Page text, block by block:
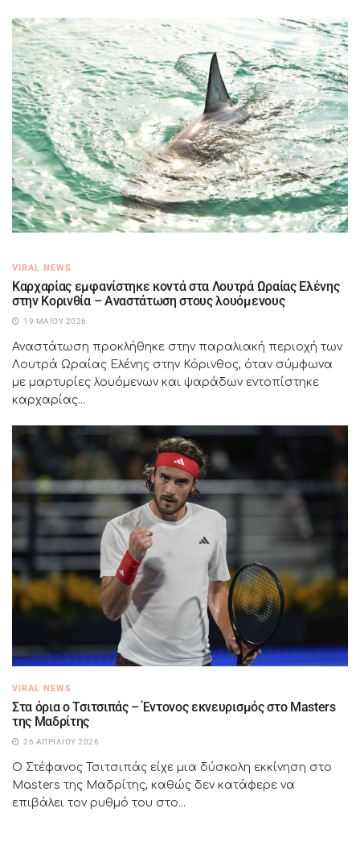
VIRAL NEWS
Καρχαρίας εμφανίστηκε κοντά στα Λουτρά Ωραίας Ελένης
στην Κορινθία – Αναστάτωση στους λουόμενους
19 ΜΑΪ́ΟΥ 2026
Αναστάτωση προκλήθηκε στην παραλιακή περιοχή των
Λουτρά Ωραίας Ελένης στην Κόρινθος, όταν σύμφωνα
με μαρτυρίες λουόμενων και ψαράδων εντοπίστηκε
καρχαρίας...
VIRAL NEWS
Στα όρια ο Τσιτσιπάς – Έντονος εκνευρισμός στο Masters
της Μαδρίτης
26 ΑΠΡΙΛΊΟΥ 2026
Ο Στέφανος Τσιτσιπάς είχε μια δύσκολη εκκίνηση στο
Masters της Μαδρίτης, καθώς δεν κατάφερε να
επιβάλει τον ρυθμό του στο...